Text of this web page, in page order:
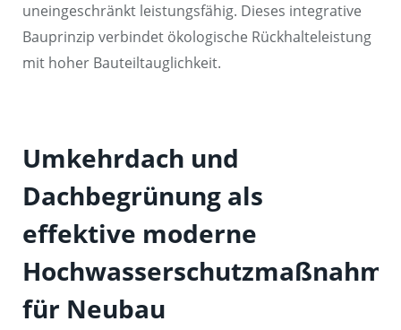
uneingeschränkt leistungsfähig. Dieses integrative
Bauprinzip verbindet ökologische Rückhalteleistung
mit hoher Bauteiltauglichkeit.
Umkehrdach und
Dachbegrünung als
effektive moderne
Hochwasserschutzmaßnahme
für Neubau